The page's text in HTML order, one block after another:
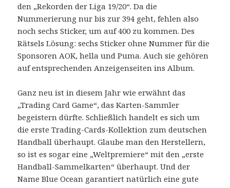
den „Rekorden der Liga 19/20“. Da die
Nummerierung nur bis zur 394 geht, fehlen also
noch sechs Sticker, um auf 400 zu kommen. Des
Rätsels Lösung: sechs Sticker ohne Nummer für die
Sponsoren AOK, hella und Puma. Auch sie gehören
auf entsprechenden Anzeigenseiten ins Album.
Ganz neu ist in diesem Jahr wie erwähnt das
„Trading Card Game“, das Karten-Sammler
begeistern dürfte. Schließlich handelt es sich um
die erste Trading-Cards-Kollektion zum deutschen
Handball überhaupt. Glaube man den Herstellern,
so ist es sogar eine „Weltpremiere“ mit den „erste
Handball-Sammelkarten“ überhaupt. Und der
Name Blue Ocean garantiert natürlich eine gute